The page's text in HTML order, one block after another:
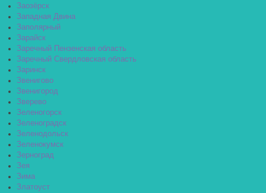
Заозёрск
Западная Двина
Заполярный
Зарайск
Заречный Пензенская область
Заречный Свердловская область
Заринск
Звенигово
Звенигород
Зверево
Зеленогорск
Зеленоградск
Зеленодольск
Зеленокумск
Зерноград
Зея
Зима
Златоуст